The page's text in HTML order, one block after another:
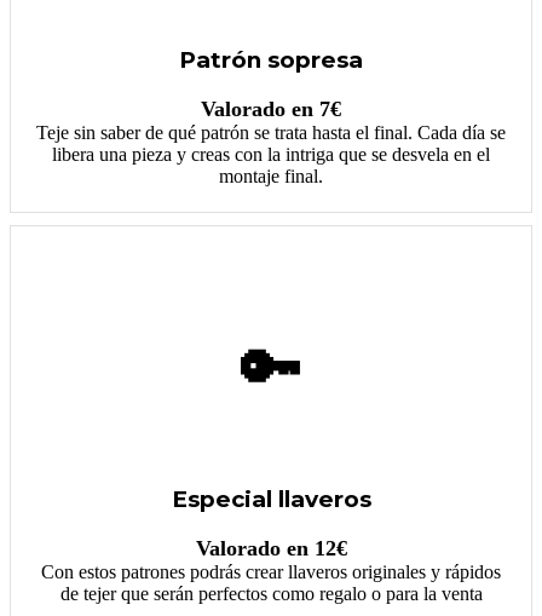
Patrón sopresa
Valorado en 7€
Teje sin saber de qué patrón se trata hasta el final. Cada día se
libera una pieza y creas con la intriga que se desvela en el
montaje final.
🔑
Especial llaveros
Valorado en 12€
Con estos patrones podrás crear llaveros originales y rápidos
de tejer que serán perfectos como regalo o para la venta